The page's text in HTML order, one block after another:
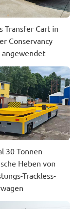
Transfer Cart in
Conservancy
angewendet
30 Tonnen
Heben von
Trackless-